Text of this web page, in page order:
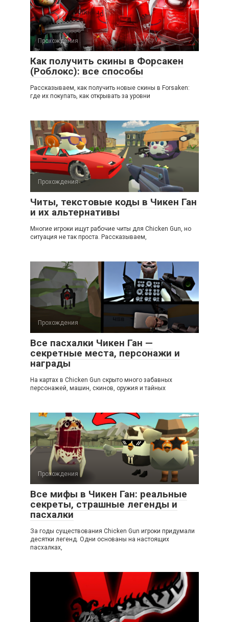
Прохождения
Как получить скины в Форсакен
(Роблокс): все способы
Рассказываем, как получить новые скины в Forsaken:
где их покупать, как открывать за уровни
Прохождения
Читы, текстовые коды в Чикен Ган
и их альтернативы
Многие игроки ищут рабочие читы для Chicken Gun, но
ситуация не так проста. Рассказываем,
Прохождения
Все пасхалки Чикен Ган —
секретные места, персонажи и
награды
На картах в Chicken Gun скрыто много забавных
персонажей, машин, скинов, оружия и тайных
Прохождения
Все мифы в Чикен Ган: реальные
секреты, страшные легенды и
пасхалки
За годы существования Chicken Gun игроки придумали
десятки легенд. Одни основаны на настоящих
пасхалках,